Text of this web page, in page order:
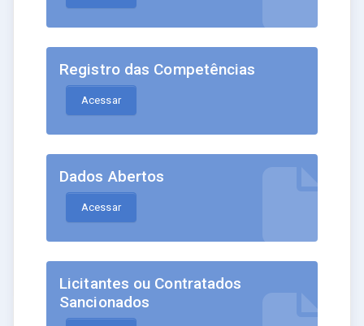
Registro das Competências
Acessar
Dados Abertos
Acessar
Licitantes ou Contratados
Sancionados